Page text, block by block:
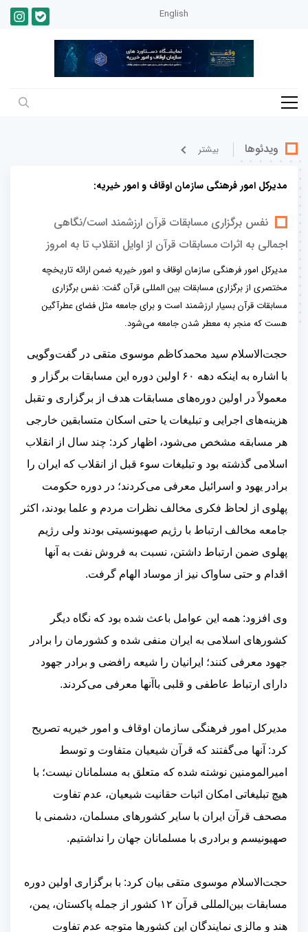
English
ویدئوها بيشتر
مدیرکل امور فرهنگی سازمان اوقاف و امور خیریه:
نفس برگزاری مسابقات قرآن ارزشمند است/نگاهی
اجمالی به اثرات مسابقات قرآن از اوایل انقلاب تا به امروز
مدیرکل امور فرهنگی سازمان اوقاف و امور خیریه ضمن ارائه تاریخچه
مختصری از برگزاری مسابقات بین المللی قرآن گفت: نفس برگزاری
مسابقات قرآن بسیار ارزشمند است و برای جامعه مثل فضای عطرآگین
هست که منجر به معطر شدن جامعه می‌شود.
حجت‌الاسلام سید محمدکاظم موسوی متقی در گفت‌و‌گویی
با اشاره به اینکه دهه ۶۰ اولین دوره این مسابقات برگزار و
معمولاً در اولین دوره‌های مسابقات هدف از برگزاری و تقبل
هزینه‌های اجرایی و تبلیغات یا حتی اسکان متسابقین خارجی
هر مسابقه مشخص می‌‌شود، اظهار کرد: چند سال از انقلاب
اسلامی گذشته بود و تبلیغات سوء قبل از انقلاب که ایران را
برادر یهود و اسرائیل معرفی می‌کردند؛ در دوره حکومت
پهلوی از لحاظ فکری مخالف نظرات مردم و علما بودند، اکثر
جامعه مخالف ارتباط با رژیم صهیونسیتی بودند ولی رژیم
پهلوی ضمن ارتباط داشتن، نسبت به فروش نفت به آنها
اقدام و حتی ساواک نیز از موساد الهام گرفت.
وی افزود: همه این عوامل باعث شده بود که نگاه دیگر
کشورهای اسلامی به ایران منفی شده و کشورمان را برادر
جهود معرفی کنند؛ ایرانیان را شیعه رافضی و برادر جهود
دارای ارتباط عاطفی و قلبی باآنها معرفی می‌کردند.
مدیرکل امور فرهنگی سازمان اوقاف و امور خیریه تصریح
کرد: آنها می‌گفتند که قرآن شیعیان متفاوت و توسط
امیرالمومنین نوشته شده که متعلق به مسلمانان نیست؛ با
هیچ تبلیغاتی امکان اثبات حقانیت شیعیان، عدم تفاوت
مصحف قرآن ایران با سایر کشورهای مسلمان، دشمنی با
صهیونیسم و برادری با مسلمانان جهان را نداشتیم.
حجت‌الاسلام موسوی متقی بیان کرد: با برگزاری اولین دوره
مسابقات بین‌المللی قرآن ۱۲ کشور از جمله پاکستان، یمن،
هند و مالزی نمایندگان این کشورها متوجه عدم تفاوت